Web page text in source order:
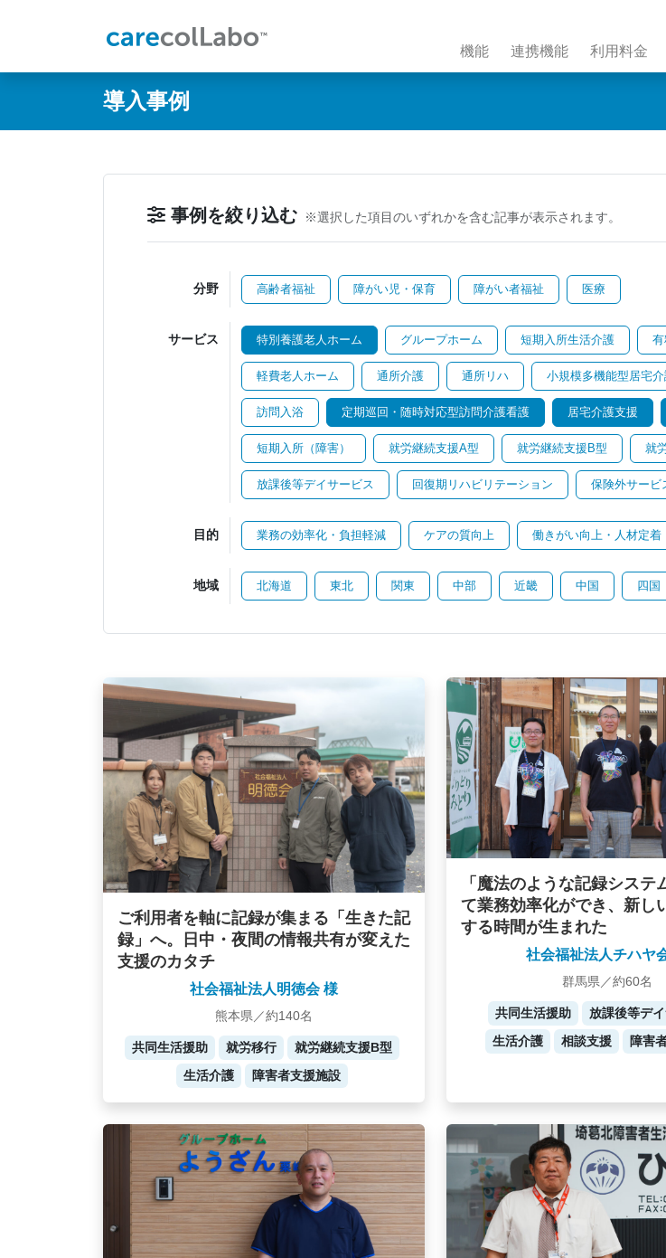
機能 連携機能 利用料金
導入事例
事例を絞り込む ※選択した項目のいずれかを含む記事が表示されます。
分野 高齢者福祉 障がい児・保育 障がい者福祉 医療
サービス 特別養護老人ホーム グループホーム 短期入所生活介護
軽費老人ホーム 通所介護 通所リハ 小規模多機能型居宅
訪問入浴 定期巡回・随時対応型訪問介護看護 居宅介護支援
短期入所（障害） 就労継続支援A型 就労継続支援B型 就
放課後等デイサービス 回復期リハビリテーション 保険外サービ
目的 業務の効率化・負担軽減 ケアの質向上 働きがい向上・人材定着
地域 北海道 東北 関東 中部 近畿 中国 四国
ご利用者を軸に記録が集まる「生きた記
録」へ。日中・夜間の情報共有が変えた
支援のカタチ
社会福祉法人明徳会 様
熊本県／約140名
共同生活援助 就労移行
就労継続支援B型
生活介護
障害者支援施設
「魔法のような記録システ
て業務効率化ができ、新し
する時間が生まれた
社会福祉法人チハヤ
群馬県／約60名
共同生活援助
放課後等デ
生活介護
相談支援 障害